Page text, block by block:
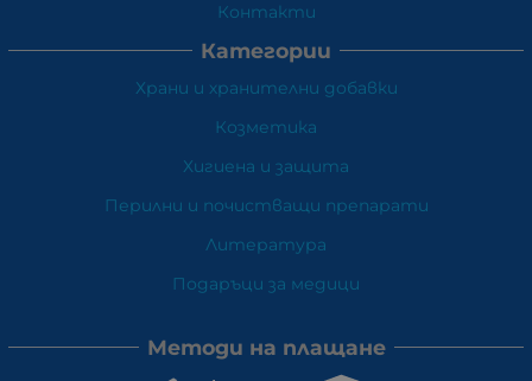
Контакти
Категории
Храни и хранителни добавки
Козметика
Хигиена и защита
Перилни и почистващи препарати
Литература
Подаръци за медици
Методи на плащане